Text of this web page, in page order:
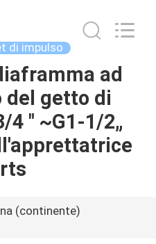
di impulso
ad
del getto di
4 " ~G1-1/2„
(continente)